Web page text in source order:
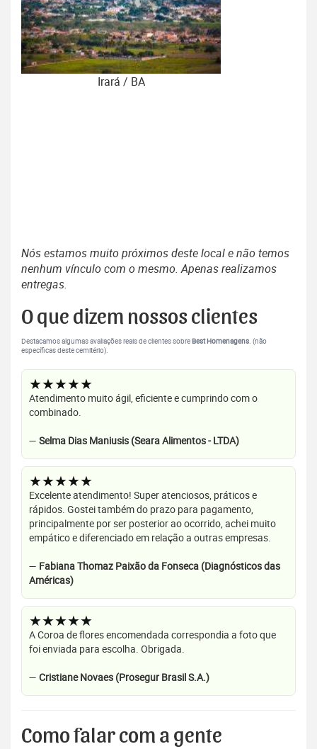
Irará / BA
Nós estamos muito próximos deste local e não temos
nenhum vínculo com o mesmo. Apenas realizamos
entregas.
O que dizem nossos clientes
Destacamos algumas avaliações reais de clientes sobreBest Homenagens. (não
específicas deste cemitério).
★★★★★
Atendimento muito ágil, eficiente e cumprindo com o
combinado.
— Selma Dias Maniusis (Seara Alimentos - LTDA)
★★★★★
Excelente atendimento! Super atenciosos, práticos e
rápidos. Gostei também do prazo para pagamento,
principalmente por ser posterior ao ocorrido, achei muito
empático e diferenciado em relação a outras empresas.
— Fabiana Thomaz Paixão da Fonseca (Diagnósticos das
Américas)
★★★★★
A Coroa de flores encomendada correspondia a foto que
foi enviada para escolha. Obrigada.
— Cristiane Novaes (Prosegur Brasil S.A.)
Como falar com a gente